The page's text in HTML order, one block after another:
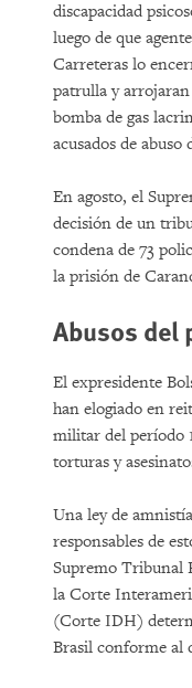
discapacidad
luego de que
Carreteras lo
patrulla y
bomba de gas
acusados de
En agosto, el
decisión de un
condena de 73
la prisión de
Abusos
El expresidente
han elogiado en
militar del período
torturas y
Una ley de
responsables de
Supremo Tribunal
la Corte
(Corte IDH)
Brasil conforme al